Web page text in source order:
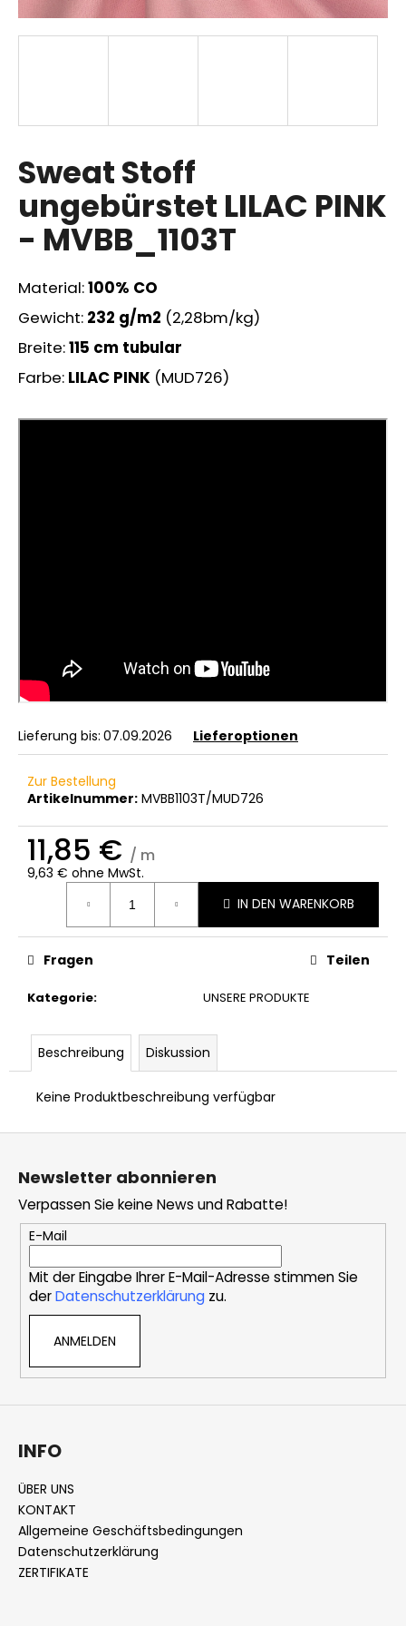
Sweat Stoff
ungebürstet LILAC PINK
- MVBB_1103T
Material:100% CO
Gewicht: 232 g/m2 (2,28bm/kg)
Breite:115 cm tubular
Farbe: LILAC PINK (MUD726)
Lieferung bis: 07.09.2026 Lieferoptionen
Zur Bestellung
Artikelnummer: MVBB1103T/MUD726
11,85 € / m
9,63 € ohne MwSt.
Verkaufspreis:
IN DEN WARENKORB
Kategorie: UNSERE PRODUKTE
Fragen Teilen
Beschreibung Diskussion
Keine Produktbeschreibung verfügbar
i
r
e
p
e
h
l
e
n
F
Newsletter abonnieren
Verpassen Sie keine News und Rabatte!
E-Mail
Mit der Eingabe Ihrer E-Mail-Adresse stimmen Sie
derDatenschutzerklärungzu.
ANMELDEN
INFO
ÜBER UNS
KONTAKT
Allgemeine Geschäftsbedingungen
Datenschutzerklärung
ZERTIFIKATE